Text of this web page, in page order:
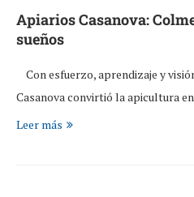
Apiarios Casanova:
sueños
Con esfuerzo, aprendizaje y
Casanova convirtió la apicultura
Leer más